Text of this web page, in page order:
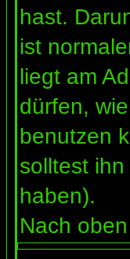
hast.
ist
liegt am
dürfen,
benutzen
solltest
haben).
Nach oben